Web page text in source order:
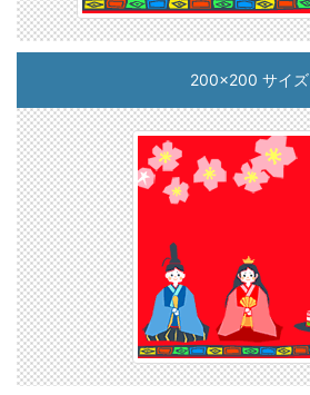
200x200 サイズ